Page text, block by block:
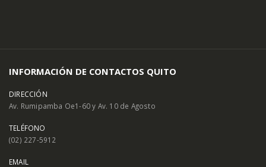
INFORMACIÓN DE CONTACTOS QUITO
DIRECCIÓN
Av. Rumipamba Oe1-60 y Av. 10 de Agosto
TELÉFONO
(02) 227-5912
EMAIL